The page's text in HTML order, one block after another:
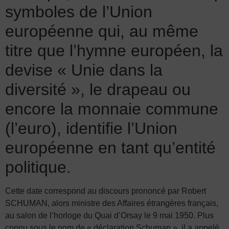
symboles de l’Union
européenne qui, au même
titre que l’hymne européen, la
devise « Unie dans la
diversité », le drapeau ou
encore la monnaie commune
(l’euro), identifie l’Union
européenne en tant qu’entité
politique.
Cette date correspond au discours prononcé par Robert
SCHUMAN, alors ministre des Affaires étrangères français,
au salon de l’horloge du Quai d’Orsay le 9 mai 1950. Plus